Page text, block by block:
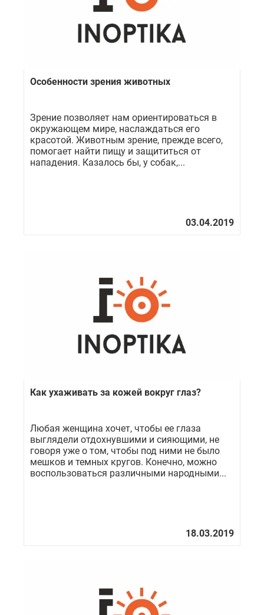
Особенности зрения животных
Зрение позволяет нам ориентироваться в
окружающем мире, наслаждаться его
красотой. Животным зрение, прежде всего,
помогает найти пищу и защититься от
нападения. Казалось бы, у собак,...
Как ухаживать за кожей вокруг глаз?
Любая женщина хочет, чтобы ее глаза
выглядели отдохнувшими и сияющими, не
говоря уже о том, чтобы под ними не было
мешков и темных кругов. Конечно, можно
воспользоваться различными народными...